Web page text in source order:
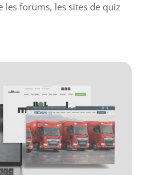
les forums, les sites de quiz